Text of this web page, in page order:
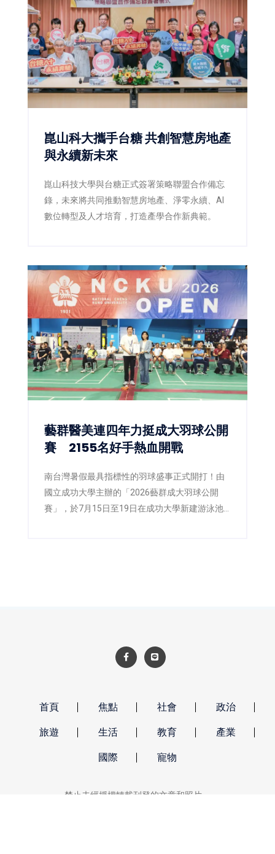
崑山科大攜手台糖 共創智慧房地產
與永續新未來
崑山科技大學與台糖正式簽署策略聯盟合作備忘
錄，未來將共同推動智慧房地產、淨零永續、AI
數位轉型及人才培育，打造產學合作新典範。
藝群醫美連四年力挺成大羽球公開
賽 2155名好手熱血開戰
南台灣暑假最具指標性的羽球盛事正式開打！由
國立成功大學主辦的「2026藝群成大羽球公開
賽」，於7月15日至19日在成功大學新建游泳池
首頁 焦點 社會 政治
旅遊 生活 教育 產業
國際 寵物
禁止未經授權轉載刊登的文章和照片。